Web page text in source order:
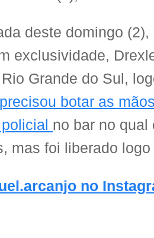
deste domingo
exclusividade,
Grande do Sul,
botar as
no bar no qual
mas foi liberado
no